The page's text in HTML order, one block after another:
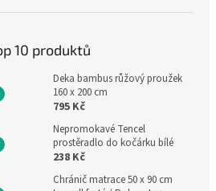
10 produktů
Deka bambus růžový proužek
160 x 200 cm
795 Kč
Nepromokavé Tencel
prostěradlo do kočárku bílé
238 Kč
Chránič matrace 50 x 90 cm